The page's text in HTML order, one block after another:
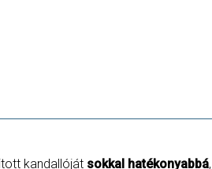
kandallóját sokkal hatékonyabbá,